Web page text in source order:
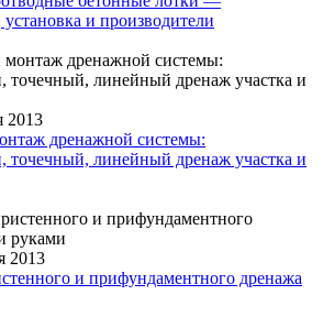
и производители
2013
дренажной системы:
точечный, линейный дренаж участка и
2013
и прифундаментного дренажа